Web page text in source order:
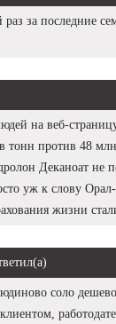
за последние
на веб-
тонн против 48
Деканоат не
уж к слову
жизни
соло